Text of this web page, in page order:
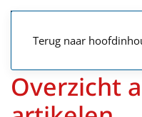
Terug naar
Overzicht